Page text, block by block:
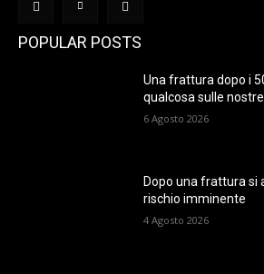
POPULAR POSTS
Una frattura dopo i
qualcosa sulle
6 Agosto 2026
Dopo una frattura si
rischio imminente
4 Agosto 2026